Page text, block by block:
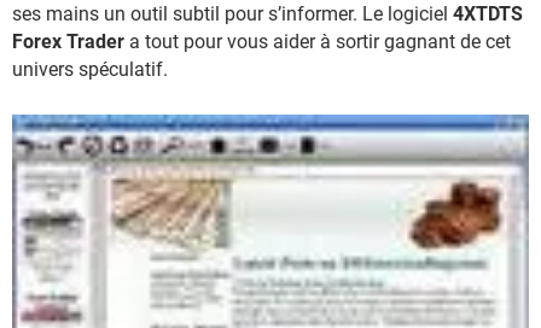
ses mains un outil subtil pour s’informer. Le logiciel 4XTDTS
Forex Trader a tout pour vous aider à sortir gagnant de cet
univers spéculatif.